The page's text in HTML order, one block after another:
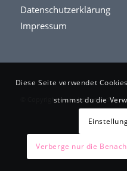
Datenschutzerklärung
Impressum
© Copyright www.kettner-
Diese Seite verwendet
stimmst du die
Verberge nur die